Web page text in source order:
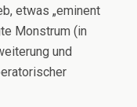
etwas „eminent
Monstrum (in
und